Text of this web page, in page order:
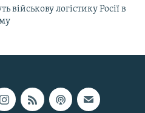
військову логістику Росії в